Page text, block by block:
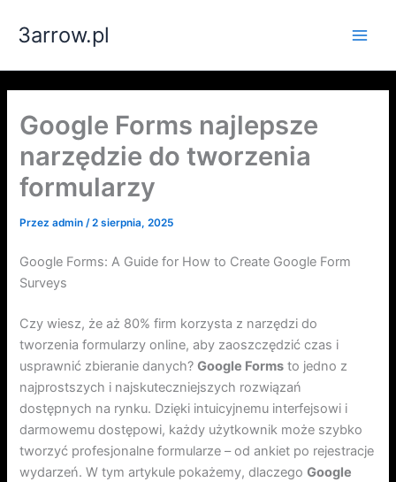
3arrow.pl
Google Forms najlepsze
narzędzie do tworzenia
formularzy
Przezadmin /2 sierpnia, 2025
Google Forms: A Guide for How to Create Google Form
Surveys
Czy wiesz, że aż 80% firm korzysta z narzędzi do
tworzenia formularzy online, aby zaoszczędzić czas i
usprawnić zbieranie danych?Google Forms to jedno z
najprostszych i najskuteczniejszych rozwiązań
dostępnych na rynku. Dzięki intuicyjnemu interfejsowi i
darmowemu dostępowi, każdy użytkownik może szybko
tworzyć profesjonalne formularze – od ankiet po rejestracje
wydarzeń. W tym artykule pokażemy, dlaczegoGoogle